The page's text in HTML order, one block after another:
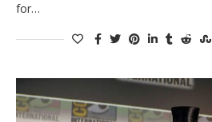
for…